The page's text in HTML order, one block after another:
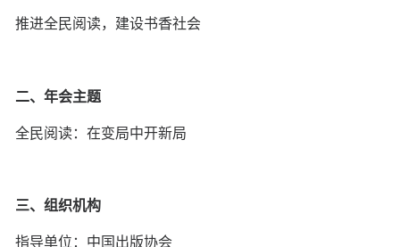
推进全民阅读，建设书香社会
二、年会主题
全民阅读：在变局中开新局
三、组织机构
指导单位：中国出版协会